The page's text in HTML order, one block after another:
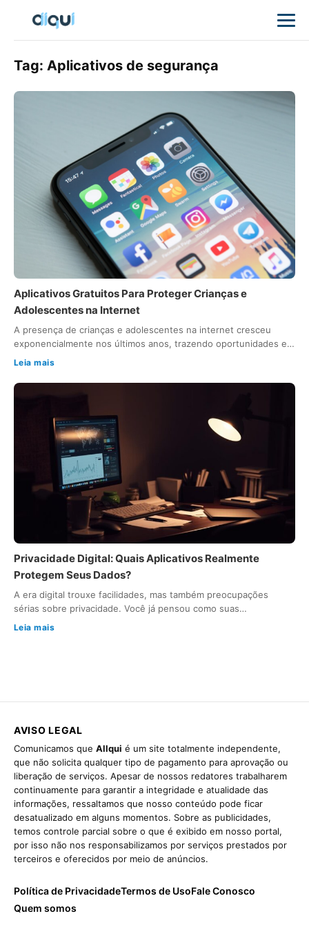
Tag: Aplicativos de segurança
Aplicativos Gratuitos Para Proteger Crianças e
Adolescentes na Internet
A presença de crianças e adolescentes na internet cresceu
exponencialmente nos últimos anos, trazendo oportunidades e…
Leia mais
Privacidade Digital: Quais Aplicativos Realmente
Protegem Seus Dados?
A era digital trouxe facilidades, mas também preocupações
sérias sobre privacidade. Você já pensou como suas…
Leia mais
AVISO LEGAL
Comunicamos que Allqui é um site totalmente independente,
que não solicita qualquer tipo de pagamento para aprovação ou
liberação de serviços. Apesar de nossos redatores trabalharem
continuamente para garantir a integridade e atualidade das
informações, ressaltamos que nosso conteúdo pode ficar
desatualizado em alguns momentos. Sobre as publicidades,
temos controle parcial sobre o que é exibido em nosso portal,
por isso não nos responsabilizamos por serviços prestados por
terceiros e oferecidos por meio de anúncios.
Política de PrivacidadeTermos de UsoFale Conosco
Quem somos